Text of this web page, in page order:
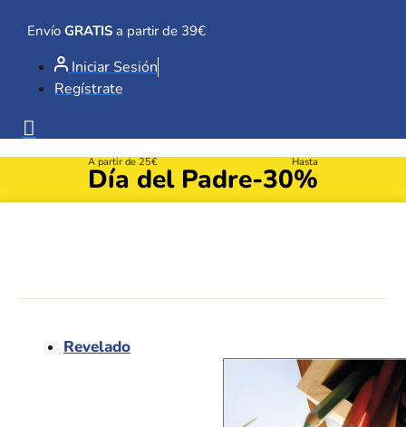
contenido
Envío GRATIS a partir de 39€
Iniciar Sesión
Regístrate
A partir de 25€
Día del Padre
Hasta
-30%
Revelado